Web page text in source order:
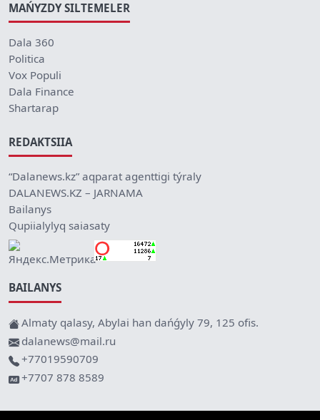
MAŃYZDY SILTEMELER
Dala 360
Politica
Vox Populi
Dala Finance
Shartarap
REDAKTSIIA
“Dalanews.kz” aqparat agenttigi týraly
DALANEWS.KZ – JARNAMA
Bailanys
Qupiialylyq saiasaty
BAILANYS
Almaty qalasy, Abylai han dańǵyly 79, 125 ofis.
dalanews@mail.ru
+77019590709
+7707 878 8589